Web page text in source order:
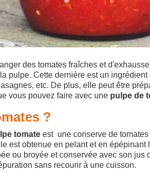
des tomates fraîches et
pulpe. Cette dernière est un
etc. De plus, elle peut être
vous pouvez faire avec une pulpe de
?
tomate est une conserve de
est obtenue en pelant et en épépinant
ou broyée et conservée avec son jus
sans recourir à une cuisson.